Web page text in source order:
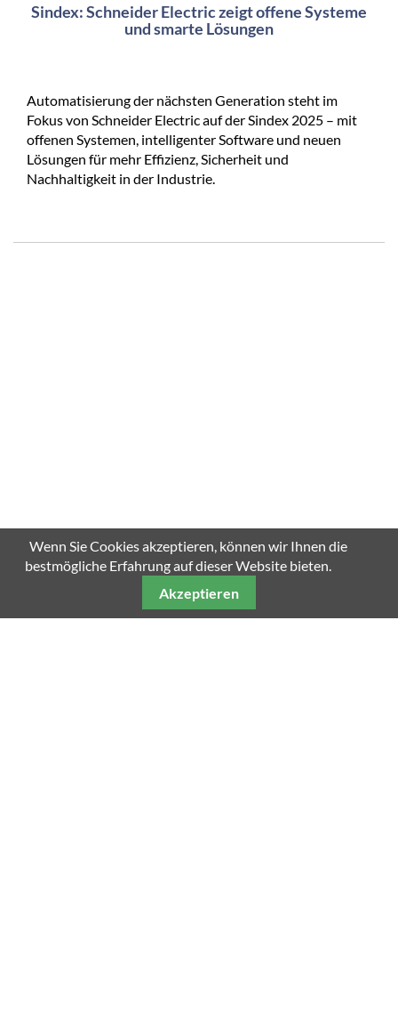
Sindex: Schneider Electric zeigt offene Systeme
und smarte Lösungen
Automatisierung der nächsten Generation steht im
Fokus von Schneider Electric auf der Sindex 2025 – mit
offenen Systemen, intelligenter Software und neuen
Lösungen für mehr Effizienz, Sicherheit und
Nachhaltigkeit in der Industrie.
Wenn Sie Cookies akzeptieren, können wir Ihnen die
bestmögliche Erfahrung auf dieser Website bieten.
Akzeptieren